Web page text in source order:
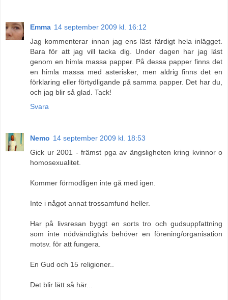
Emma 14 september 2009 kl. 16:12
Jag kommenterar innan jag ens läst färdigt hela inlägget.
Bara för att jag vill tacka dig. Under dagen har jag läst
genom en himla massa papper. På dessa papper finns det
en himla massa med asterisker, men aldrig finns det en
förklaring eller förtydligande på samma papper. Det har du,
och jag blir så glad. Tack!
Svara
Nemo 14 september 2009 kl. 18:53
Gick ur 2001 - främst pga av ängsligheten kring kvinnor o
homosexualitet.
Kommer förmodligen inte gå med igen.
Inte i något annat trossamfund heller.
Har på livsresan byggt en sorts tro och gudsuppfattning
som inte nödvändigtvis behöver en förening/organisation
motsv. för att fungera.
En Gud och 15 religioner..
Det blir lätt så här...